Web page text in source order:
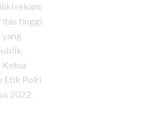
rekam
tinggi.
yang
Ketua
Etik Polri
2022.